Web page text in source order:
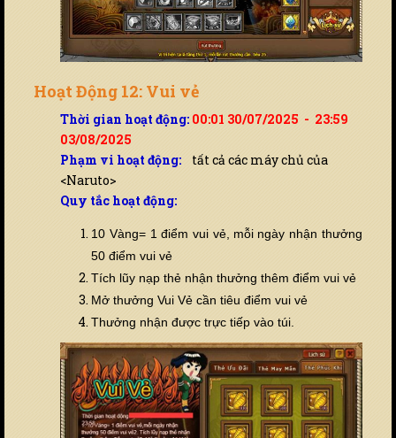
Hoạt Động 12: Vui vẻ
Thời gian hoạt động: 00:01 30/07/2025 - 23:59
03/08/2025
Phạm vi hoạt động: tất cả các máy chủ của
<Naruto>
Quy tắc hoạt động:
10 Vàng= 1 điểm vui vẻ, mỗi ngày nhận thưởng
50 điểm vui vẻ
Tích lũy nạp thẻ nhận thưởng thêm điểm vui vẻ
Mở thưởng Vui Vẻ cần tiêu điểm vui vẻ
Thưởng nhận được trực tiếp vào túi.